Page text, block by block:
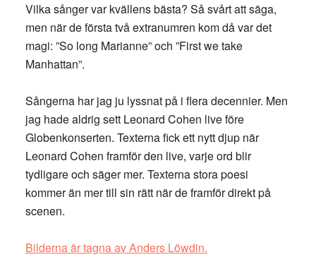
Vilka sånger var kvällens bästa? Så svårt att säga,
men när de första två extranumren kom då var det
magi: ”So long Marianne” och ”First we take
Manhattan”.
Sångerna har jag ju lyssnat på i flera decennier. Men
jag hade aldrig sett Leonard Cohen live före
Globenkonserten. Texterna fick ett nytt djup när
Leonard Cohen framför den live, varje ord blir
tydligare och säger mer. Texterna stora poesi
kommer än mer till sin rätt när de framför direkt på
scenen.
Bilderna är tagna av Anders Löwdin.